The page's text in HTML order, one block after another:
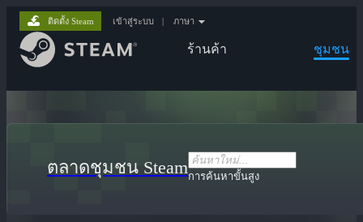
ร้านค้า ชุมชน
ติดตั้ง Steam เข้าสู่ระบบ | ภาษา
ตลาดชุมชน Steamการค้นหาขั้นสูง